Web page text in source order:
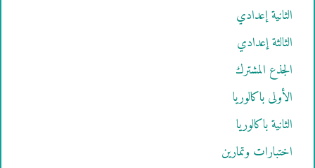
الثانية إعدادي
الثالثة إعدادي
الجذع المشترك
الأولى باكالوريا
الثانية باكالوريا
اختبارات وتمارين